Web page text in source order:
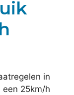
in
25km/h